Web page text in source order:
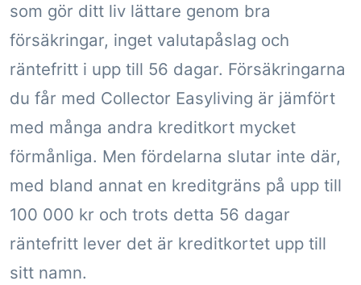
som gör ditt liv lättare genom bra
försäkringar, inget valutapåslag och
räntefritt i upp till 56 dagar. Försäkringarna
du får med Collector Easyliving är jämfört
med många andra kreditkort mycket
förmånliga. Men fördelarna slutar inte där,
med bland annat en kreditgräns på upp till
100 000 kr och trots detta 56 dagar
räntefritt lever det är kreditkortet upp till
sitt namn.